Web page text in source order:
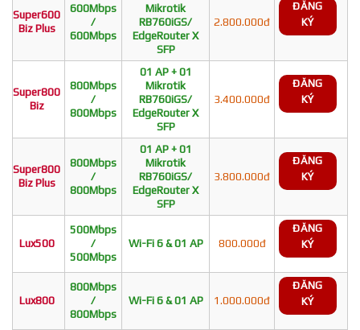
Super600
Biz Plus
600Mbps
/
600Mbps
Mikrotik
RB760iGS/
EdgeRouter X
SFP
2.800.000đ
ĐĂNG
KÝ
Super800
Biz
800Mbps
/
800Mbps
01 AP + 01
Mikrotik
RB760iGS/
EdgeRouter X
SFP
3.400.000đ
ĐĂNG
KÝ
Super800
Biz Plus
800Mbps
/
800Mbps
01 AP + 01
Mikrotik
RB760iGS/
EdgeRouter X
SFP
3.800.000đ
ĐĂNG
KÝ
Lux500
500Mbps
/
500Mbps
Wi-Fi 6 & 01 AP 800.000đ
ĐĂNG
KÝ
Lux800
800Mbps
/
800Mbps
Wi-Fi 6 & 01 AP 1.000.000đ
ĐĂNG
KÝ